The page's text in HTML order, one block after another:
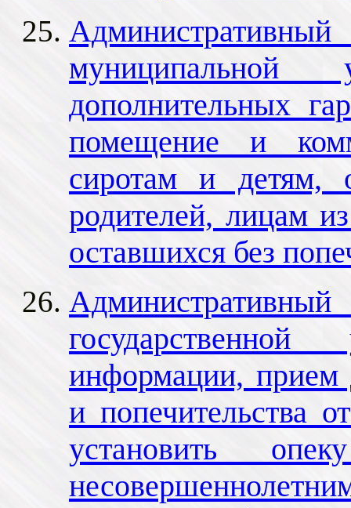
Административный
муниципальной
дополнительных
помещение и
сиротам и детям,
родителей, лицам
оставшихся без
Административный
государственной
информации, прием
и попечительства
установить